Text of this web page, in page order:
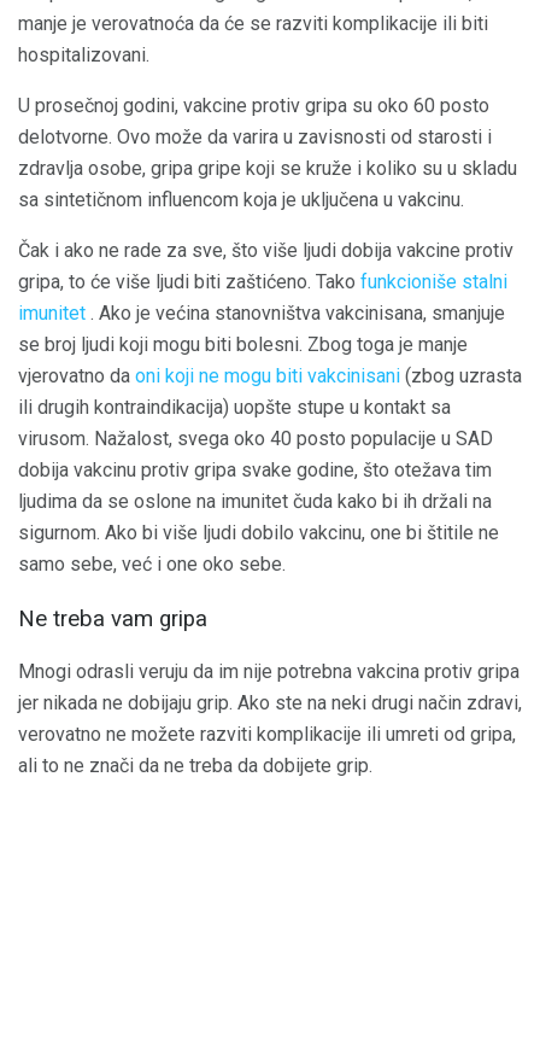
manje je verovatnoća da će se razviti komplikacije ili biti
hospitalizovani.
U prosečnoj godini, vakcine protiv gripa su oko 60 posto
delotvorne. Ovo može da varira u zavisnosti od starosti i
zdravlja osobe, gripa gripe koji se kruže i koliko su u skladu
sa sintetičnom influencom koja je uključena u vakcinu.
Čak i ako ne rade za sve, što više ljudi dobija vakcine protiv
gripa, to će više ljudi biti zaštićeno. Tako funkcioniše stalni
imunitet . Ako je većina stanovništva vakcinisana, smanjuje
se broj ljudi koji mogu biti bolesni. Zbog toga je manje
vjerovatno da oni koji ne mogu biti vakcinisani (zbog uzrasta
ili drugih kontraindikacija) uopšte stupe u kontakt sa
virusom. Nažalost, svega oko 40 posto populacije u SAD
dobija vakcinu protiv gripa svake godine, što otežava tim
ljudima da se oslone na imunitet čuda kako bi ih držali na
sigurnom. Ako bi više ljudi dobilo vakcinu, one bi štitile ne
samo sebe, već i one oko sebe.
Ne treba vam gripa
Mnogi odrasli veruju da im nije potrebna vakcina protiv gripa
jer nikada ne dobijaju grip. Ako ste na neki drugi način zdravi,
verovatno ne možete razviti komplikacije ili umreti od gripa,
ali to ne znači da ne treba da dobijete grip.